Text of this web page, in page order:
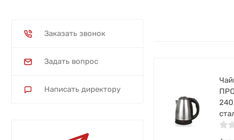
Заказать звонок
Задать вопрос
Написать директору